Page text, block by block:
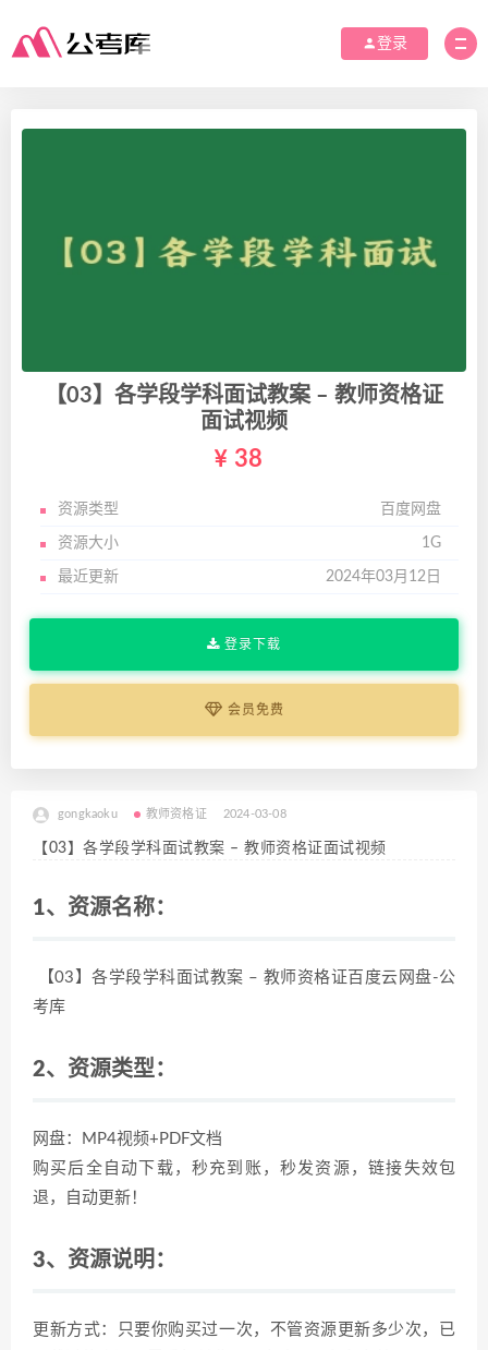
登录
【03】各学段学科面试教案 – 教师资格证
面试视频
38
资源类型 百度网盘
资源大小 1G
最近更新 2024年03月12日
登录下载
会员免费
gongkaoku 教师资格证 2024-03-08
【03】各学段学科面试教案 – 教师资格证面试视频
1、资源名称：
【03】各学段学科面试教案 – 教师资格证百度云网盘-公
考库
2、资源类型：
网盘：MP4视频+PDF文档
购买后全自动下载，秒充到账，秒发资源，链接失效包
退，自动更新！
3、资源说明：
更新方式：只要你购买过一次，不管资源更新多少次，已